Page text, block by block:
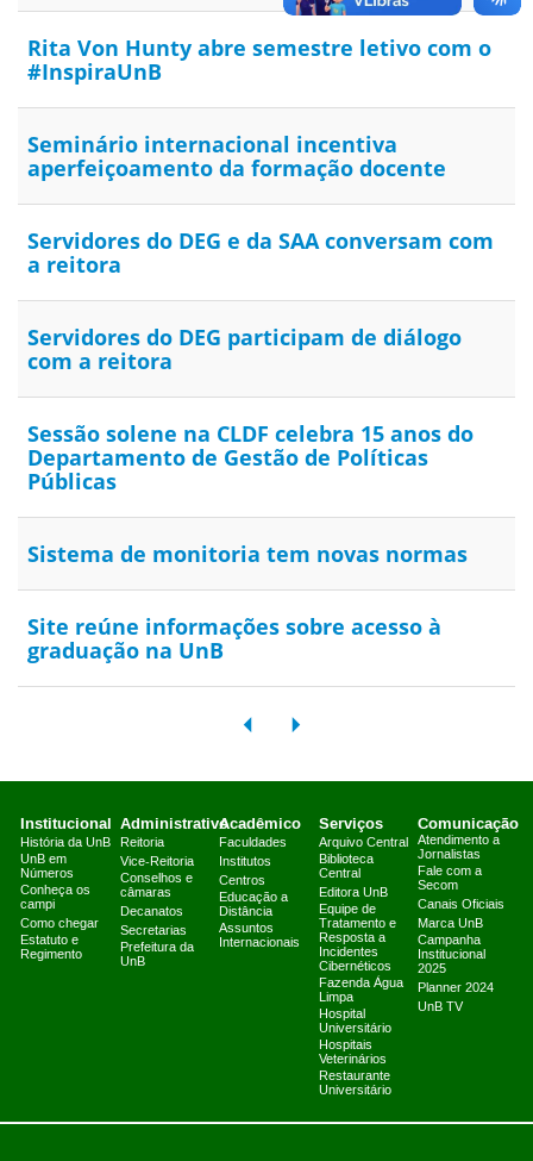
Rita Von Hunty abre semestre letivo com o
#InspiraUnB
Seminário internacional incentiva
aperfeiçoamento da formação docente
Servidores do DEG e da SAA conversam com
a reitora
Servidores do DEG participam de diálogo
com a reitora
Sessão solene na CLDF celebra 15 anos do
Departamento de Gestão de Políticas
Públicas
Sistema de monitoria tem novas normas
Site reúne informações sobre acesso à
graduação na UnB
Institucional
História da UnB
UnB em
Números
Conheça os
campi
Como chegar
Estatuto e
Regimento
Administrativo
Reitoria
Vice-Reitoria
Conselhos e
câmaras
Decanatos
Secretarias
Prefeitura da
UnB
Acadêmico
Faculdades
Institutos
Centros
Educação a
Distância
Assuntos
Internacionais
Serviços
Arquivo Central
Biblioteca
Central
Editora UnB
Equipe de
Tratamento e
Resposta a
Incidentes
Cibernéticos
Fazenda Água
Limpa
Hospital
Universitário
Hospitais
Veterinários
Restaurante
Universitário
Comunicação
Atendimento a
Jornalistas
Fale com a
Secom
Canais Oficiais
Marca UnB
Campanha
Institucional
2025
Planner 2024
UnB TV